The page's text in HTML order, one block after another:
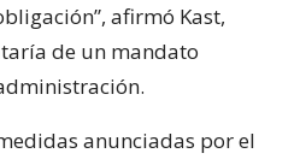
afirmó Kast,
de un mandato
anunciadas por el